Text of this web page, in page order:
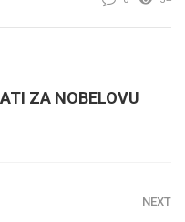
ZA NOBELOVU
NEXT